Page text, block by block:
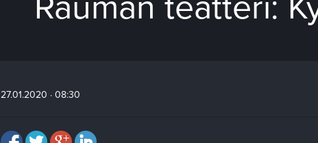
27.01.2020 · 08:30